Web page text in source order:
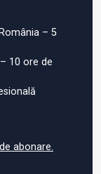
– 5
10 ore de
abonare.